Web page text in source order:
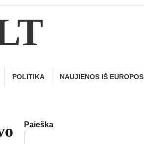
POLITIKA NAUJIENOS IŠ EUROPOS
Paieška